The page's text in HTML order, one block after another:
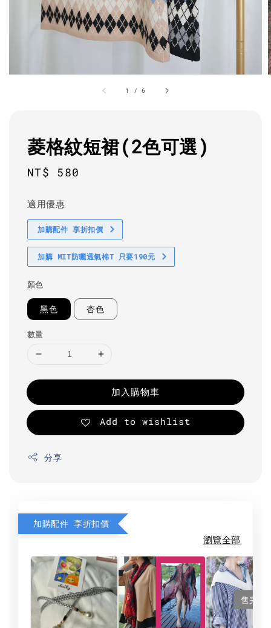
1 /6
菱格紋短裙(2色可選)
Regular
NT$ 580
適用優惠
加購配件 享折扣價
加購 MIT防曬透氣棉T 只要190元
顏色
黑色 杏色
數量
加入購物車
Add to wishlist
分享
加購配件 享折扣價
瀏覽全部
售完